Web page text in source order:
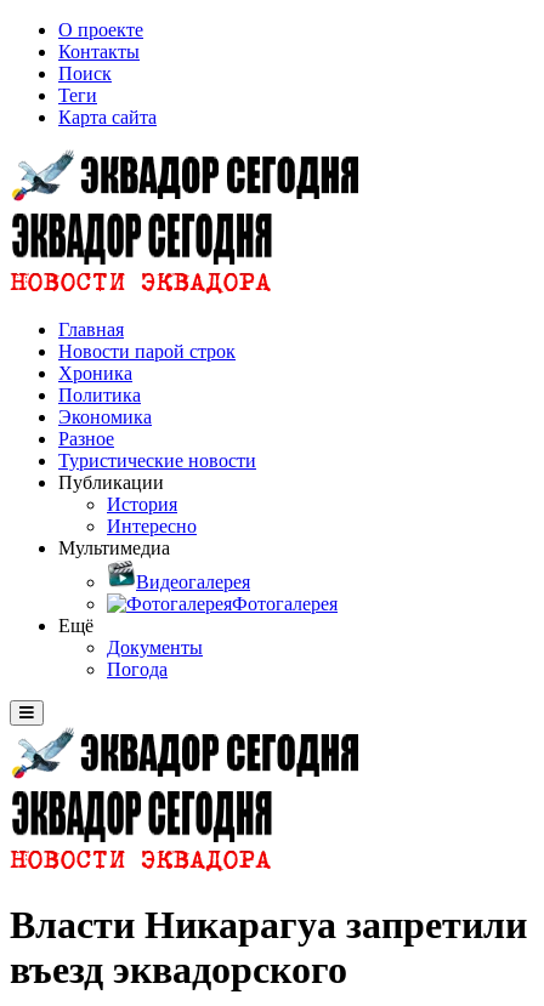
О проекте
Контакты
Поиск
Теги
Карта сайта
Главная
Новости парой строк
Хроника
Политика
Экономика
Разное
Туристические новости
Публикации
История
Интересно
Мультимедиа
Видеогалерея
Фотогалерея
Ещё
Документы
Погода
Власти Никарагуа запретили
въезд эквадорского